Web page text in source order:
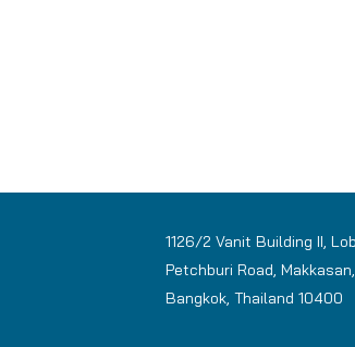
1126/2 Vanit Building II,
Petchburi Road,
Bangkok, Thailand 10400